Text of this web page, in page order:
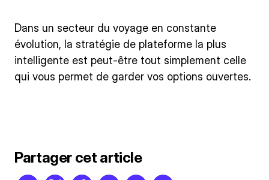
Dans un secteur du voyage en constante
évolution, la stratégie de plateforme la plus
intelligente est peut-être tout simplement celle
qui vous permet de garder vos options ouvertes.
Partager cet article